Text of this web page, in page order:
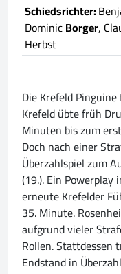
Schiedsrichter:
DominicBorger,
Herbst
Die Krefeld
Krefeld übte früh
Minuten bis zum
Doch nach einer
Überzahlspiel zum
(19.). Ein
erneute Krefelder
35. Minute.
aufgrund vieler
Rollen. Stattdessen
Endstand in